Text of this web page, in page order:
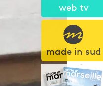
web tv
made in sud